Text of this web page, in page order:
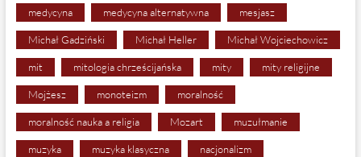
medycyna medycyna alternatywna mesjasz
Michał Gadziński Michał Heller Michał Wojciechowicz
mit mitologia chrześcijańska mity mity religijne
Mojżesz monoteizm moralność
moralność nauka a religia Mozart muzułmanie
muzyka muzyka klasyczna nacjonalizm